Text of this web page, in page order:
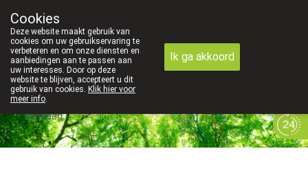
Vandaag Nugesloten
Cookies
Deze website maakt gebruik van
cookies om uw gebruikservaring te
verbeteren en om onze diensten en
aanbiedingen aan te passen aan
uw interesses. Door op deze
website te blijven, accepteert u dit
gebruik van cookies. Klik hier voor
meer info.
Ik ga akkoord